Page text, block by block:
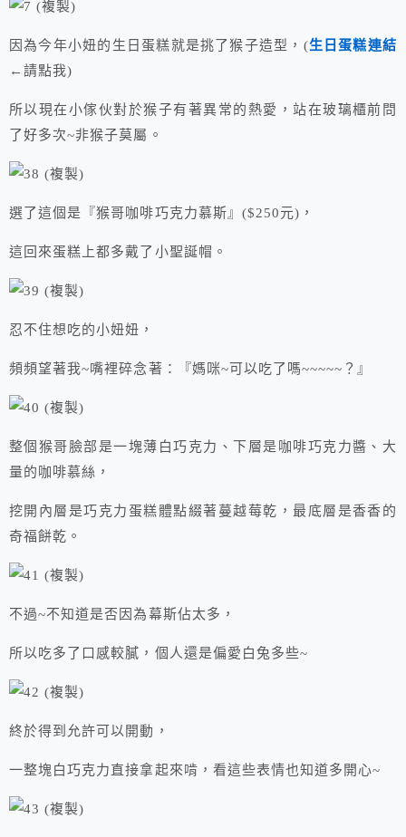
因為今年小妞的生日蛋糕就是挑了猴子造型，(生日蛋糕連結
←請點我)
所以現在小傢伙對於猴子有著異常的熱愛，站在玻璃櫃前問
了好多次~非猴子莫屬。
選了這個是『猴哥咖啡巧克力慕斯』($250元)，
這回來蛋糕上都多戴了小聖誕帽。
忍不住想吃的小妞妞，
頻頻望著我~嘴裡碎念著：『媽咪~可以吃了嗎~~~~~？』
整個猴哥臉部是一塊薄白巧克力、下層是咖啡巧克力醬、大
量的咖啡慕絲，
挖開內層是巧克力蛋糕體點綴著蔓越莓乾，最底層是香香的
奇福餅乾。
不過~不知道是否因為幕斯佔太多，
所以吃多了口感較膩，個人還是偏愛白兔多些~
終於得到允許可以開動，
一整塊白巧克力直接拿起來啃，看這些表情也知道多開心~